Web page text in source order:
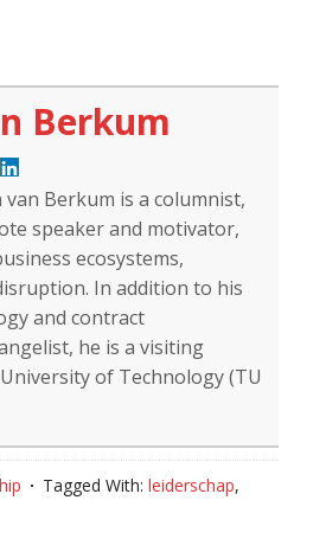
Berkum
van Berkum is a columnist,
speaker and motivator,
ecosystems,
In addition to his
and contract
he is a visiting
of Technology (TU
Tagged With: leiderschap,